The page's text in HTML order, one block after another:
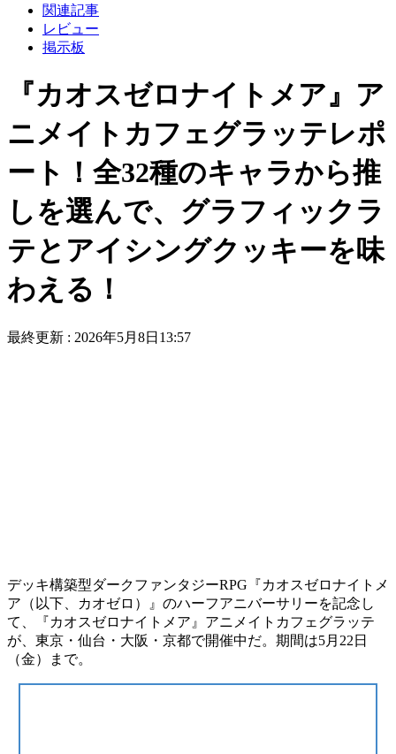
関連記事
レビュー
掲示板
『カオスゼロナイトメア』ア
ニメイトカフェグラッテレポ
ート！全32種のキャラから推
しを選んで、グラフィックラ
テとアイシングクッキーを味
わえる！
最終更新 : 2026年5月8日13:57
デッキ構築型ダークファンタジーRPG 『カオスゼロナイトメ
ア（以下、カオゼロ）』 のハーフアニバーサリーを記念し
て、
『カオスゼロナイトメア』アニメイトカフェグラッテ
が、 東京・仙台・大阪・京都で開催中だ。期間は5月22日
（金）まで。